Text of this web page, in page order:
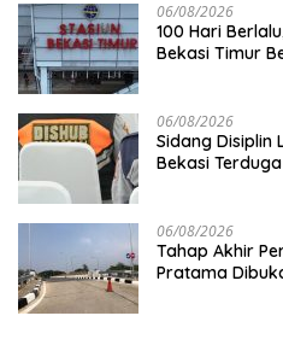
06/08/2026
100 Hari
Bekasi Timur
06/08/2026
Sidang Disiplin
Bekasi
06/08/2026
Tahap Akhir
Pratama